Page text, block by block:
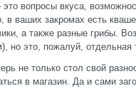
вопросы вкуса,
в ваших закромах есть
а также разные грибы.
но это, пожалуй, отдельная
не только стол свой
в магазин. Да и сами